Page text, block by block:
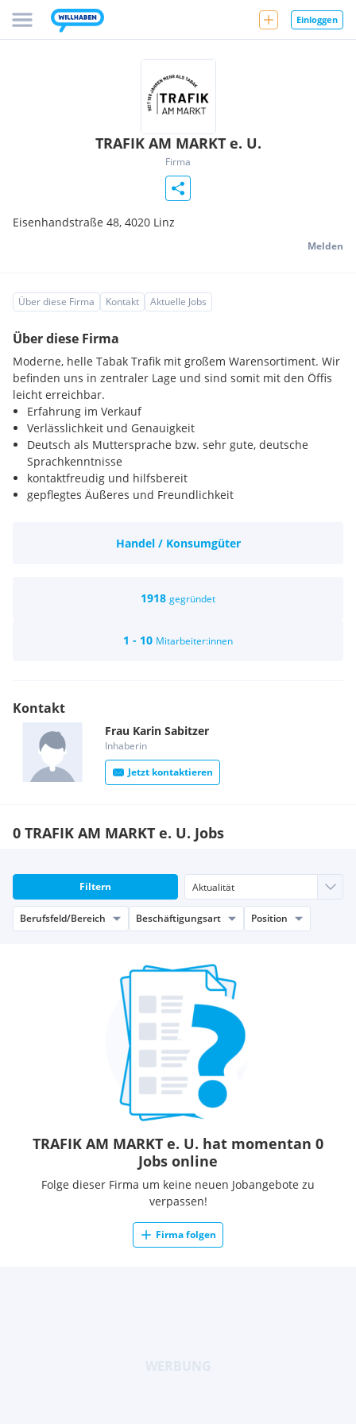
Einloggen
TRAFIK AM MARKT e. U.
Firma
Eisenhandstraße 48, 4020 Linz
Melden
Über diese Firma Kontakt Aktuelle Jobs
Über diese Firma
Moderne, helle Tabak Trafik mit großem Warensortiment. Wir
befinden uns in zentraler Lage und sind somit mit den Öffis
leicht erreichbar.
Erfahrung im Verkauf
Verlässlichkeit und Genauigkeit
Deutsch als Muttersprache bzw. sehr gute, deutsche
Sprachkenntnisse
kontaktfreudig und hilfsbereit
gepflegtes Äußeres und Freundlichkeit
abwechslungsreichen und verantwortungsvollen Job.
Bezahlung erfolgt laut Handels-Kollektivvertrag.
Handel / Konsumgüter
1918 gegründet
1 - 10 Mitarbeiter:innen
Kontakt
Frau Karin Sabitzer
Inhaberin
Jetzt kontaktieren
0 TRAFIK AM MARKT e. U. Jobs
Filtern
Berufsfeld/Bereich Beschäftigungsart Position
TRAFIK AM MARKT e. U. hat momentan 0
Jobs online
Folge dieser Firma um keine neuen Jobangebote zu
verpassen!
Firma folgen